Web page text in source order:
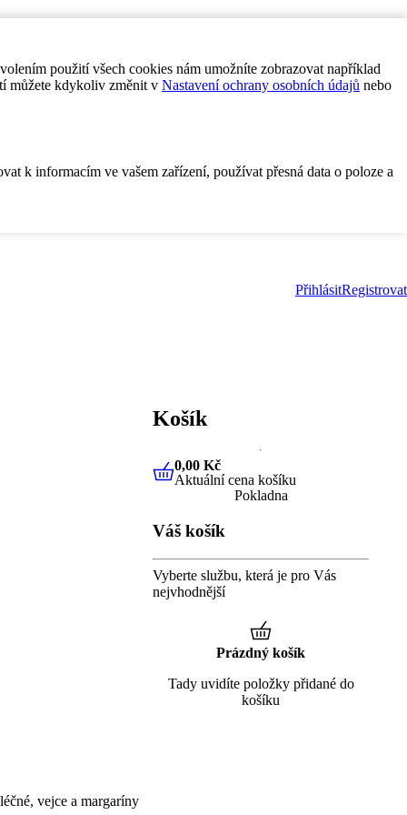
použití všech cookies nám umožníte zobrazovat například
můžete kdykoliv změnit v Nastavení ochrany osobních údajů nebo
k informacím ve vašem zařízení, používat přesná data o poloze a
PřihlásitRegistrovat
vejce a margaríny
Košík
0,00 KčAktuální cena košíku
0,00 Kč
Aktuální cena košíku
Pokladna
Váš košík
Vyberte službu, která je pro Vás
nejvhodnější
Prázdný košík
Tady uvidíte položky přidané do
košíku